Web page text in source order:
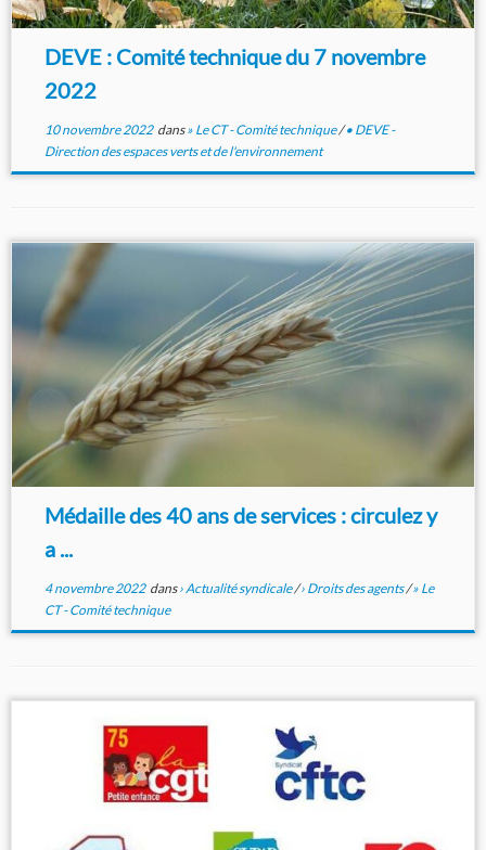
DEVE : Comité technique du 7 novembre
2022
10 novembre 2022dans» Le CT - Comité technique/• DEVE -
Direction des espaces verts et de l'environnement
Médaille des 40 ans de services : circulez y
a ...
4 novembre 2022dans› Actualité syndicale/› Droits des agents/» Le
CT - Comité technique